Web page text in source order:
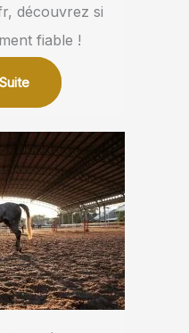
découvrez si
fiable !